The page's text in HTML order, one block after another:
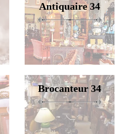
Antiquaire 34
Brocanteur 34